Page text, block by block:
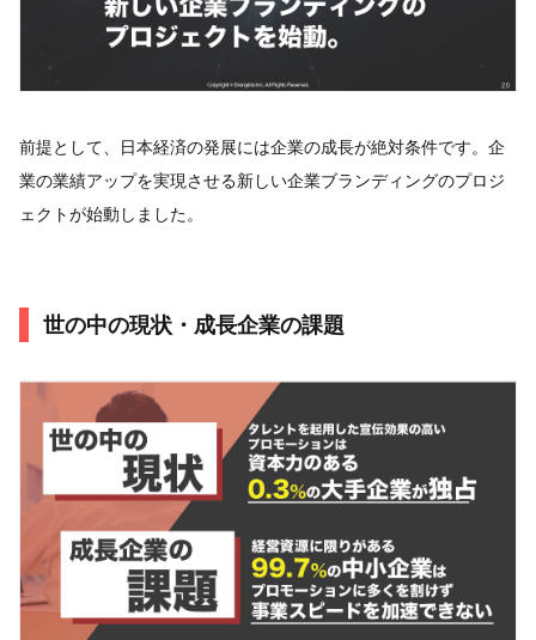
前提として、日本経済の発展には企業の成長が絶対条件です。企
業の業績アップを実現させる新しい企業ブランディングのプロジ
ェクトが始動しました。
世の中の現状・成長企業の課題